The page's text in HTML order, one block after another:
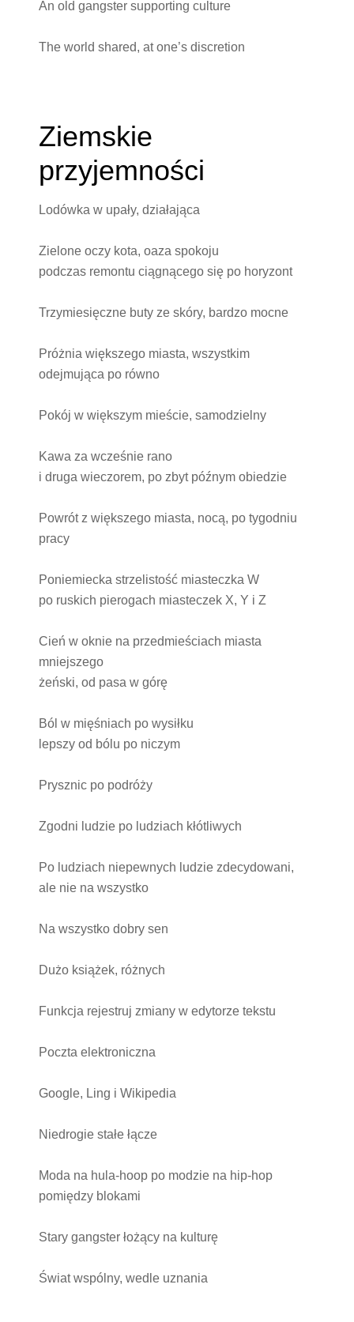
An old gangster supporting culture
The world shared, at one’s discretion
Ziemskie
przyjemności
Lodówka w upały, działająca
Zielone oczy kota, oaza spokoju
podczas remontu ciągnącego się po horyzont
Trzymiesięczne buty ze skóry, bardzo mocne
Próżnia większego miasta, wszystkim
odejmująca po równo
Pokój w większym mieście, samodzielny
Kawa za wcześnie rano
i druga wieczorem, po zbyt późnym obiedzie
Powrót z większego miasta, nocą, po tygodniu
pracy
Poniemiecka strzelistość miasteczka W
po ruskich pierogach miasteczek X, Y i Z
Cień w oknie na przedmieściach miasta
mniejszego
żeński, od pasa w górę
Ból w mięśniach po wysiłku
lepszy od bólu po niczym
Prysznic po podróży
Zgodni ludzie po ludziach kłótliwych
Po ludziach niepewnych ludzie zdecydowani,
ale nie na wszystko
Na wszystko dobry sen
Dużo książek, różnych
Funkcja rejestruj zmiany w edytorze tekstu
Poczta elektroniczna
Google, Ling i Wikipedia
Niedrogie stałe łącze
Moda na hula-hoop po modzie na hip-hop
pomiędzy blokami
Stary gangster łożący na kulturę
Świat wspólny, wedle uznania